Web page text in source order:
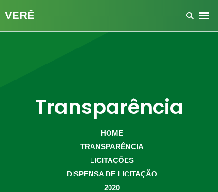
Transparência
HOME
TRANSPARÊNCIA
LICITAÇÕES
DISPENSA DE LICITAÇÃO
2020